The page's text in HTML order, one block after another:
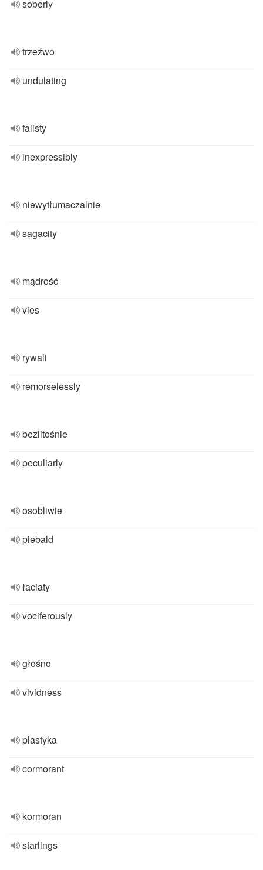
soberly
trzeźwo
undulating
falisty
inexpressibly
niewytłumaczalnie
sagacity
mądrość
vies
rywali
remorselessly
bezlitośnie
peculiarly
osobliwie
piebald
łaciaty
vociferously
głośno
vividness
plastyka
cormorant
kormoran
starlings